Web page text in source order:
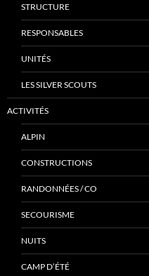
STRUCTURE
RESPONSABLES
UNITÉS
LES SILVER SCOUTS
ACTIVITÉS
ALPIN
CONSTRUCTIONS
RANDONNÉES / CO
SECOURISME
NUITS
CAMP D’ÉTÉ